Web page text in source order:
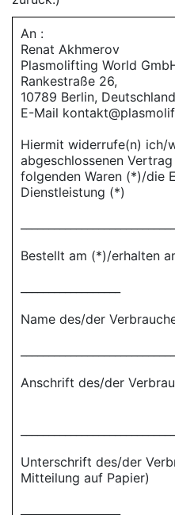
An :
Renat Akhmerov
Plasmolifting World
Rankestraße 26,
10789 Berlin, Deutschland
E-Mail
Hiermit widerrufe(n) ich/
abgeschlossenen
folgenden Waren (*)/die
Dienstleistung (*)
Bestellt am (*)/erhalten
Name des/der
Anschrift des/der
Unterschrift des/der
Mitteilung auf Papier)